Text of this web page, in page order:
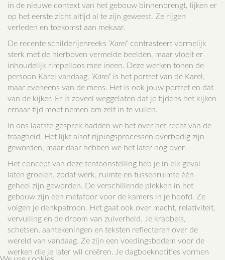
in de nieuwe context van het gebouw binnenbrengt, lijken er
op het eerste zicht altijd al te zijn geweest. Ze rijgen
verleden en toekomst aan mekaar.
De recente schilderijenreeks ‘Karel’ contrasteert vormelijk
sterk met de hierboven vermelde beelden, maar vloeit er
inhoudelijk rimpelloos mee ineen. Deze werken tonen de
persoon Karel vandaag. ‘Karel’ is het portret van dé Karel,
maar eveneens van de mens. Het is ook jouw portret en dat
van de kijker. Er is zoveel weggelaten dat je tijdens het kijken
ernaar tijd moet nemen om zelf in te vullen.
In ons laatste gesprek hadden we het over het recht van de
traagheid. Het lijkt alsof rijpingsprocessen overbodig zijn
geworden, maar daar hebben we het later nog over.
Het concept van deze tentoonstelling heb je in elk geval
laten groeien, zodat werk, ruimte en tussenruimte één
geheel zijn geworden. De verschillende plekken in het
gebouw zijn een metafoor voor de kamers in je hoofd. Ze
volgen je denkpatroon. Het gaat ook over macht, relativiteit,
vervuiling en de droom van zuiverheid. Je krabbels,
schetsen, aantekeningen en teksten reflecteren over de
wereld van vandaag. Ze zijn een voedingsbodem voor de
werken die je later wil creëren. Je dagboeknotities vormen